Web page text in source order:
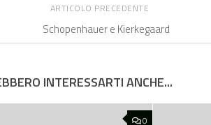
ARTICOLO PRECEDENTE
Schopenhauer e Kierkegaard
INTERESSARTI ANCHE...
0